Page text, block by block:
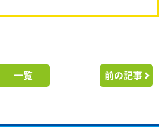
一覧 前の記事